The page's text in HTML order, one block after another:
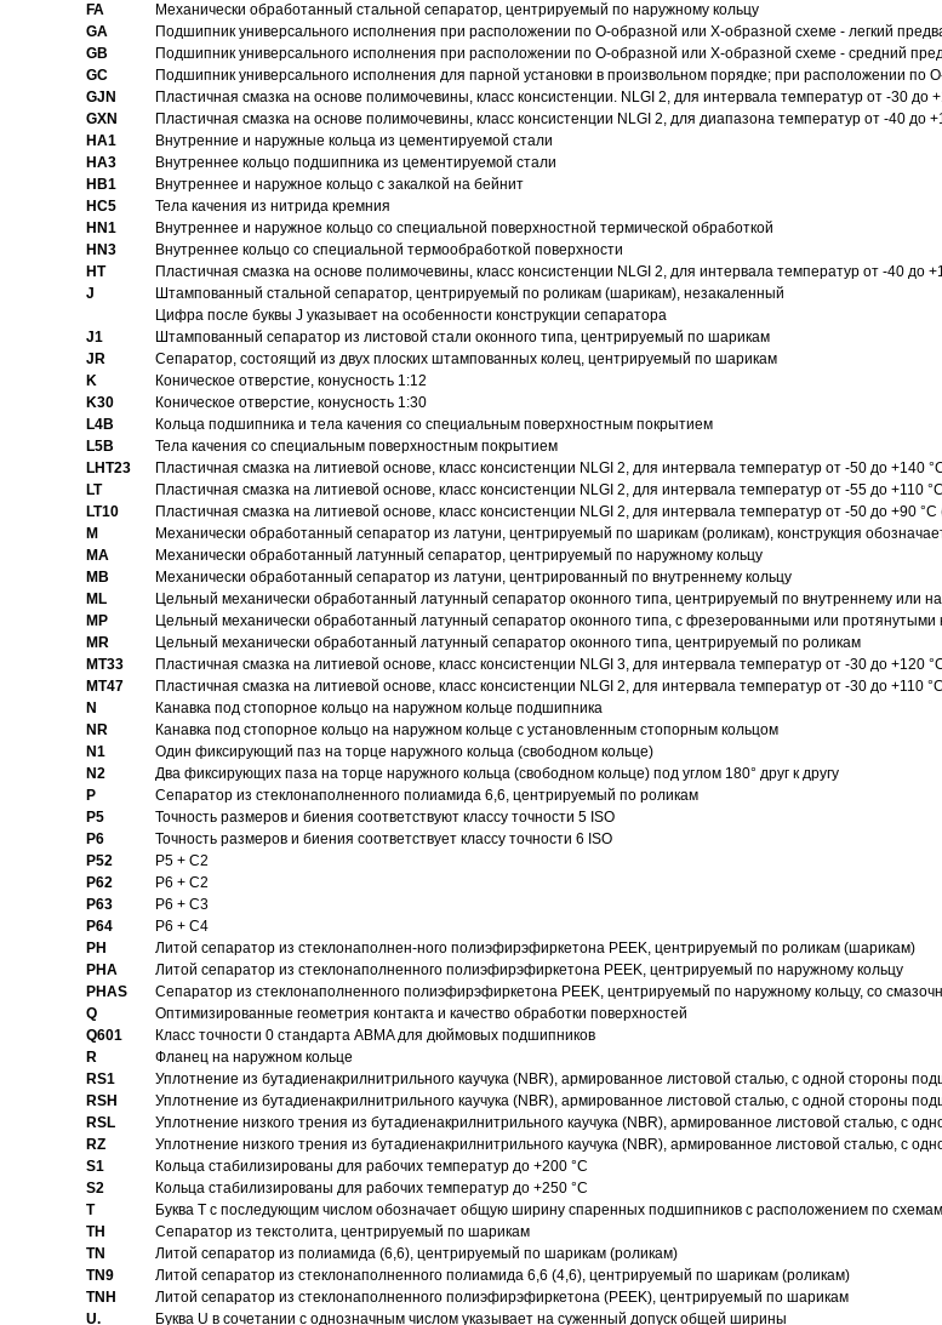
FA
Механически обработанный стальной сепаратор, центрируемый по наружному кольцу
GA
Подшипник универсального исполнения при расположении по О-образной или Х-образной схеме - легкий
GB
Подшипник универсального исполнения при расположении по О-образной или Х-образной схеме - средний
GC
Подшипник универсального исполнения для парной установки в произвольном порядке; при расположении
GJN
Пластичная смазка на основе полимочевины, класс консистенции. NLGI 2, для интервала температур от -30 до
GXN
Пластичная смазка на основе полимочевины, класс консистенции NLGI 2, для диапазона температур от -40 до
HA1
Внутренние и наружные кольца из цементируемой стали
HA3
Bнутреннее кольцо подшипника из цементируемой стали
HB1
Bнутреннее и наружное кольцо с закалкой на бейнит
HC5
Тела качения из нитрида кремния
HN1
Bнутреннее и наружное кольцо со специальной поверхностной термической обработкой
HN3
Внутреннее кольцо со специальной термообработкой поверхности
HT
Пластичная смазка на основе полимочевины, класс консистенции NLGI 2, для интервала температур от -40 до
J
Штампованный стальной сепаратор, центрируемый по роликам (шарикам), незакаленный
Цифра после буквы J указывает на особенности конструкции сепаратора
J1
Штампованный сепаратор из листовой стали оконного типа, центрируемый по шарикам
JR
Сепаратор, состоящий из двух плоских штампованных колец, центрируемый по шарикам
K
Коническое отверстие, конусность 1:12
K30
Коническое отверстие, конусность 1:30
L4B
Кольца подшипника и тела качения со специальным поверхностным покрытием
L5B
Тела качения со специальным поверхностным покрытием
LHT23
Пластичная смазка на литиевой основе, класс консистенции NLGI 2, для интервала температур от -50 до +140
LT
Пластичная смазка на литиевой основе, класс консистенции NLGI 2, для интервала температур от -55 до +110
LT10
Пластичная смазка на литиевой основе, класс консистенции NLGI 2, для интервала температур от -50 до +90 °C
M
Механически обработанный сепаратор из латуни, центрируемый по шарикам (роликам), конструкция
MA
Механически обработанный латунный сепаратор, центрируемый по наружному кольцу
MB
Механически обработанный сепаратор из латуни, центрированный по внутреннему кольцу
ML
Цельный механически обработанный латунный сепаратор оконного типа, центрируемый по внутреннему или
MP
Цельный механически обработанный латунный сепаратор оконного типа, с фрезерованными или
MR
Цельный механически обработанный латунный сепаратор оконного типа, центрируемый по роликам
MT33
Пластичная смазка на литиевой основе, класс консистенции NLGI 3, для интервала температур от -30 до +120
MT47
Пластичная смазка на литиевой основе, класс консистенции NLGI 2, для интервала температур от -30 до +110
N
Канавка под стопорное кольцо на наружном кольце подшипника
NR
Канавка под стопорное кольцо на наружном кольце с установленным стопорным кольцом
N1
Один фиксирующий паз на торце наружного кольца (свободном кольце)
N2
Два фиксирующих паза на торце наружного кольца (свободном кольце) под углом 180° друг к другу
P
Cепаратор из стеклонаполненного полиамида 6,6, центрируемый по роликам
P5
Точность размеров и биения соответствуют классу точности 5 ISO
P6
Точность размеров и биения соответствует классу точности 6 ISO
P52
P5 + C2
P62
P6 + C2
P63
P6 + C3
P64
P6 + C4
PH
Литой сепаратор из стеклонаполнен-ного полиэфирэфиркетона PEEK, центрируемый по роликам (шарикам)
PHA
Литой сепаратор из стеклонаполненного полиэфирэфиркетона PEEK, центрируемый по наружному кольцу
PHAS
Сепаратор из стеклонаполненного полиэфирэфиркетона PEEK, центрируемый по наружному кольцу, со
Q
Оптимизированные геометрия контакта и качество обработки поверхностей
Q601
Класс точности 0 стандарта ABMA для дюймовых подшипников
R
Фланец на наружном кольце
RS1
Уплотнение из бутадиенакрилнитрильного каучука (NBR), армированное листовой сталью, с одной стороны
RSH
Уплотнение из бутадиенакрилнитрильного каучука (NBR), армированное листовой сталью, с одной стороны
RSL
Уплотнение низкого трения из бутадиенакрилнитрильного каучука (NBR), армированное листовой сталью, с
RZ
Уплотнение низкого трения из бутадиенакрилнитрильного каучука (NBR), армированное листовой сталью, с
S1
Кольца стабилизированы для рабочих температур до +200 °C
S2
Кольца стабилизированы для рабочих температур до +250 °C
T
Буква T с последующим числом обозначает общую ширину спаренных подшипников с расположением по
TH
Сепаратор из текстолита, центрируемый по шарикам
TN
Литой сепаратор из полиамида (6,6), центрируемый по шарикам (роликам)
TN9
Литой сепаратор из стеклонаполненного полиамида 6,6 (4,6), центрируемый по шарикам (роликам)
TNH
Литой сепаратор из стеклонаполненного полиэфирэфиркетона (PEEK), центрируемый по шарикам
U.
Буква U в сочетании с однозначным числом указывает на суженный допуск общей ширины